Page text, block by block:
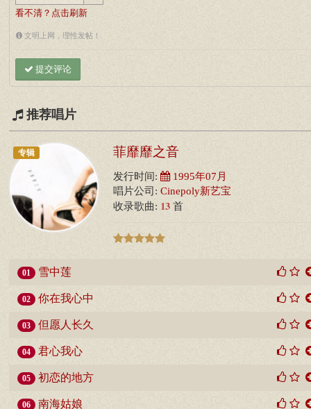
看不清？点击刷新
文明上网，理性发帖！
提交评论
推荐唱片
专辑 菲靡靡之音
发行时间: 1995年07月
唱片公司: Cinepoly新艺宝
收录歌曲: 13 首
01 雪中莲
02 你在我心中
03 但愿人长久
04 君心我心
05 初恋的地方
06 南海姑娘